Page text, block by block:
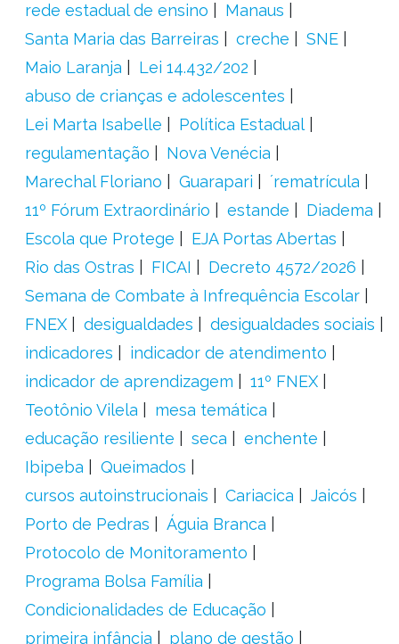
rede estadual de ensino
Manaus
Santa Maria das Barreiras
creche
SNE
Maio Laranja
Lei 14.432/202
abuso de crianças e adolescentes
Lei Marta Isabelle
Política Estadual
regulamentação
Nova Venécia
Marechal Floriano
Guarapari
´rematrícula
11º Fórum Extraordinário
estande
Diadema
Escola que Protege
EJA Portas Abertas
Rio das Ostras
FICAI
Decreto 4572/2026
Semana de Combate à Infrequência Escolar
FNEX
desigualdades
desigualdades sociais
indicadores
indicador de atendimento
indicador de aprendizagem
11º FNEX
Teotônio Vilela
mesa temática
educação resiliente
seca
enchente
Ibipeba
Queimados
cursos autoinstrucionais
Cariacica
Jaicós
Porto de Pedras
Águia Branca
Protocolo de Monitoramento
Programa Bolsa Família
Condicionalidades de Educação
primeira infância
plano de gestão